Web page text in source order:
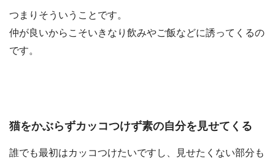
つまりそういうことです。
仲が良いからこそいきなり飲みやご飯などに誘ってくるの
です。
猫をかぶらずカッコつけず素の自分を見せてくる
誰でも最初はカッコつけたいですし、見せたくない部分も